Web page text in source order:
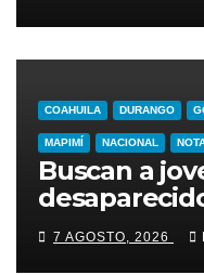
COAHUILA DURANGO
MAPIMÍ NACIONAL
Buscan a
saben de él
7 AGOSTO, 2026